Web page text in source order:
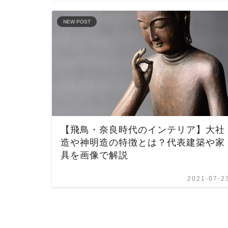
NEW POST
【飛鳥・奈良時代のインテリア】大社
造や神明造の特徴とは？代表建築や家
具を画像で解説
2021-07-